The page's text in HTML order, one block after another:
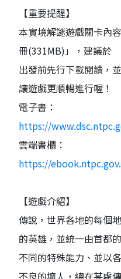
【重要提醒】
本實境解謎遊戲關卡內
冊(331MB)」，建議於
出發前先行下載閱讀，
讓遊戲更順暢進行喔！
電子書：
https://
雲端書櫃：
https://
【遊戲介紹】
傳說，世界各地的每個
的英雄，並統一由首都
不同的特殊能力、並以
不良的壞人，總在某處